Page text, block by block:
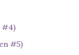
#4)
#5)